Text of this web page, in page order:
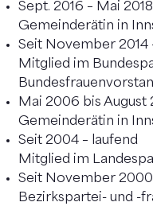
Sept. 2016 – Mai 2018
Gemeinderätin in
Seit November 2014
Mitglied im
Mai 2006 bis August
Gemeinderätin in
Seit 2004 – laufend
Mitglied im
Seit November 2000
Bezirkspartei- und -